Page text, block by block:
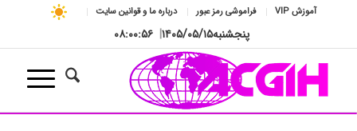
آموزش VIP فراموشی رمز عبور درباره ما و قوانین سایت
پنجشنبه۱۴۰۵/۰۵/۱۵| ۰۸:۰۰:۵۷